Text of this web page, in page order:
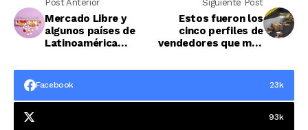
Post Anterior
Mercado Libre y
algunos países de
Latinoamérica
las ventas ilegales de
productos
Siguiente Post
Estos fueron los
cinco perfiles de
vendedores que más
en 2021
Facebook 23k
93k